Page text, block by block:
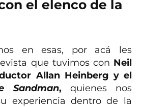
el elenco de la
en esas, por acá les
que tuvimos con Neil
Allan Heinberg y el
Sandman, quienes nos
experiencia dentro de la